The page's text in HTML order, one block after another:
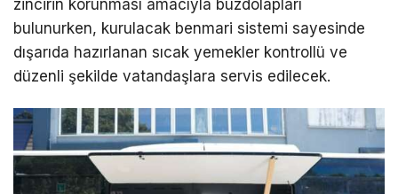
zincirin korunması amacıyla buzdolapları
bulunurken, kurulacak benmari sistemi sayesinde
dışarıda hazırlanan sıcak yemekler kontrollü ve
düzenli şekilde vatandaşlara servis edilecek.